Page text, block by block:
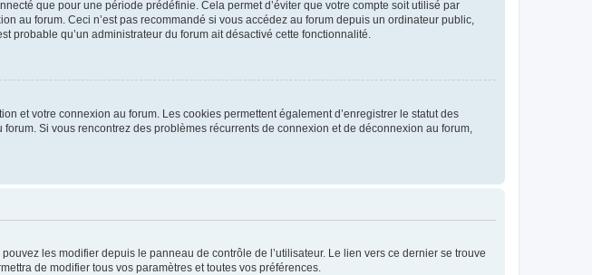
que pour une période prédéfinie. Cela permet d’éviter que votre compte soit utilisé par
au forum. Ceci n’est pas recommandé si vous accédez au forum depuis un ordinateur public,
probable qu’un administrateur du forum ait désactivé cette fonctionnalité.
et votre connexion au forum. Les cookies permettent également d’enregistrer le statut des
Si vous rencontrez des problèmes récurrents de connexion et de déconnexion au forum,
les modifier depuis le panneau de contrôle de l’utilisateur. Le lien vers ce dernier se trouve
de modifier tous vos paramètres et toutes vos préférences.